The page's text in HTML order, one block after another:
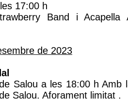
17:00 h
Band i
de 2023
Salou a les 18:00 h Amb
Salou. Aforament limitat .